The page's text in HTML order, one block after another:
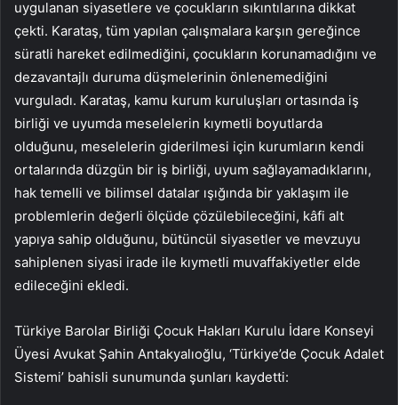
uygulanan siyasetlere ve çocukların sıkıntılarına dikkat
çekti. Karataş, tüm yapılan çalışmalara karşın gereğince
süratli hareket edilmediğini, çocukların korunamadığını ve
dezavantajlı duruma düşmelerinin önlenemediğini
vurguladı. Karataş, kamu kurum kuruluşları ortasında iş
birliği ve uyumda meselelerin kıymetli boyutlarda
olduğunu, meselelerin giderilmesi için kurumların kendi
ortalarında düzgün bir iş birliği, uyum sağlayamadıklarını,
hak temelli ve bilimsel datalar ışığında bir yaklaşım ile
problemlerin değerli ölçüde çözülebileceğini, kâfi alt
yapıya sahip olduğunu, bütüncül siyasetler ve mevzuyu
sahiplenen siyasi irade ile kıymetli muvaffakiyetler elde
edileceğini ekledi.
Türkiye Barolar Birliği Çocuk Hakları Kurulu İdare Konseyi
Üyesi Avukat Şahin Antakyalıoğlu, ‘Türkiye’de Çocuk Adalet
Sistemi’ bahisli sunumunda şunları kaydetti: